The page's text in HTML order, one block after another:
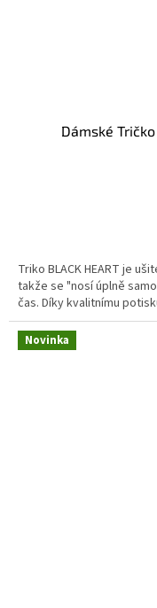
Dámské Tričko
Triko BLACK HEART je
takže se "nosí úplně
čas. Díky kvalitnímu
Novinka